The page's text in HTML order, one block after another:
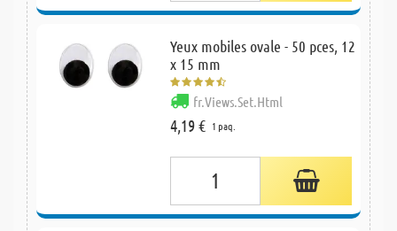
Yeux mobiles ovale - 50 pces, 12
x 15 mm
fr.Views.Set.Html
4,19 € 1 paq.